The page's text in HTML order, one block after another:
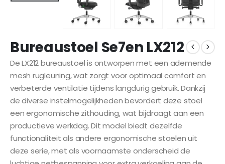
Bureaustoel Se7en LX212
De LX212 bureaustoel is ontworpen met een ademende
mesh rugleuning, wat zorgt voor optimaal comfort en
verbeterde ventilatie tijdens langdurig gebruik. Dankzij
de diverse instelmogelijkheden bevordert deze stoel
een ergonomische zithouding, wat bijdraagt aan een
productieve werkdag. Dit model biedt dezelfde
functionaliteit als andere ergonomische stoelen uit
deze serie, met als voornaamste onderscheid de